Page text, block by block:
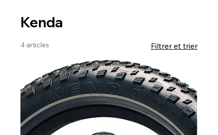
Kenda
4 articles Filtrer et trier